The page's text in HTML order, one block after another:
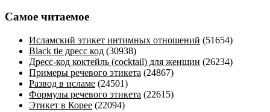
Самое читаемое
Исламский этикет интимных отношений (51654)
Black tie дресс код (30938)
Дресс-код коктейль (cocktail) для женщин (26234)
Примеры речевого этикета (24867)
Развод в исламе (24501)
Формулы речевого этикета (22615)
Этикет в Корее (22094)